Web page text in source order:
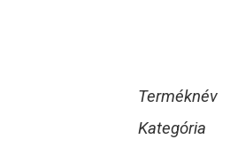
Terméknév
Kategória